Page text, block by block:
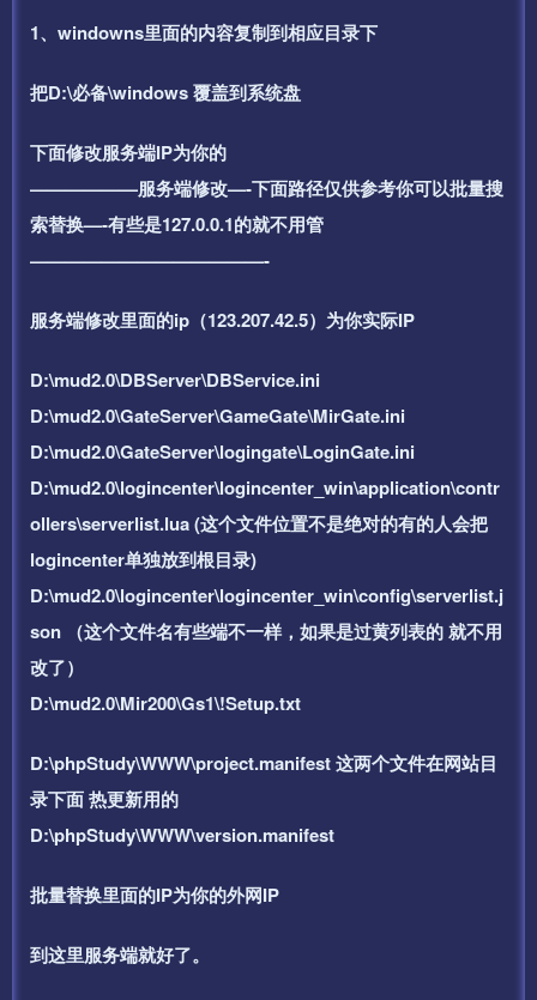
1、windowns里面的内容复制到相应目录下
把D:\必备\windows 覆盖到系统盘
下面修改服务端IP为你的
——————服务端修改—-下面路径仅供参考你可以批量搜
索替换—-有些是127.0.0.1的就不用管
—————————————-
服务端修改里面的ip（123.207.42.5）为你实际IP
D:\mud2.0\DBServer\DBService.ini
D:\mud2.0\GateServer\GameGate\MirGate.ini
D:\mud2.0\GateServer\logingate\LoginGate.ini
D:\mud2.0\logincenter\logincenter_win\application\contr
ollers\serverlist.lua (这个文件位置不是绝对的有的人会把
logincenter单独放到根目录)
D:\mud2.0\logincenter\logincenter_win\config\serverlist.j
son （这个文件名有些端不一样，如果是过黄列表的 就不用
改了）
D:\mud2.0\Mir200\Gs1\!Setup.txt
D:\phpStudy\WWW\project.manifest 这两个文件在网站目
录下面 热更新用的
D:\phpStudy\WWW\version.manifest
批量替换里面的IP为你的外网IP
到这里服务端就好了。